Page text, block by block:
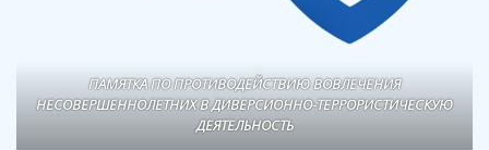
ПАМЯТКА ПО ПРОТИВОДЕЙСТВИЮ ВОВЛЕЧЕНИЯ
НЕСОВЕРШЕННОЛЕТНИХ В ДИВЕРСИОННО-ТЕРРОРИСТИЧЕСКУЮ
ДЕЯТЕЛЬНОСТЬ